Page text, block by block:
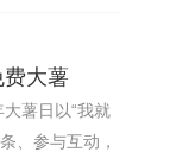
费大薯
薯日以“我就
、参与互动，